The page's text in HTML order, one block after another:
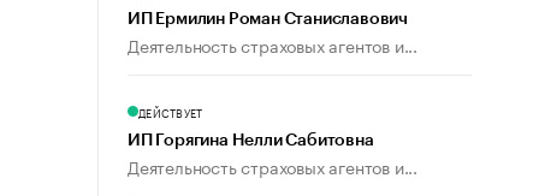
ИП Ермилин Роман Станиславович
Деятельность страховых агентов и...
ДЕЙСТВУЕТ
ИП Горягина Нелли Сабитовна
Деятельность страховых агентов и...